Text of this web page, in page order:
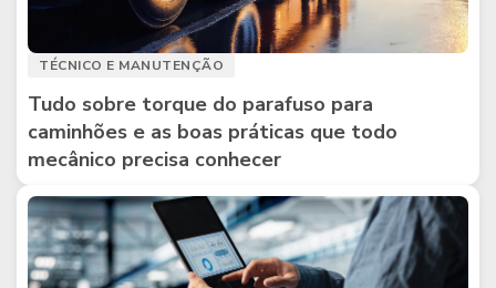
TÉCNICO E MANUTENÇÃO
Tudo sobre torque do parafuso para
caminhões e as boas práticas que todo
mecânico precisa conhecer